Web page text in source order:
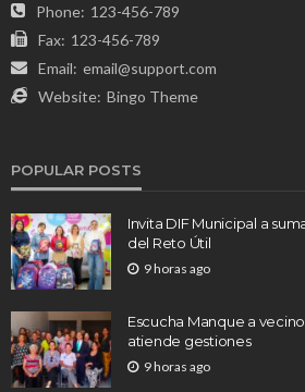
Phone: 123-456-789
Fax: 123-456-789
Email: email@support.com
Website: Bingo Theme
POPULAR POSTS
Invita DIF Municipal a
del Reto Útil
9 horas ago
Escucha Manque a
atiende gestiones
9 horas ago